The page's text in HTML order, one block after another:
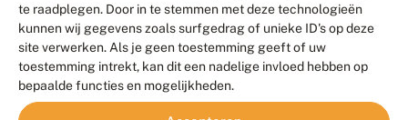
te raadplegen. Door in te stemmen met deze technologieën
kunnen wij gegevens zoals surfgedrag of unieke ID's op deze
site verwerken. Als je geen toestemming geeft of uw
toestemming intrekt, kan dit een nadelige invloed hebben op
bepaalde functies en mogelijkheden.
Contact
Meld waarnemingen© 2026 Vlinderstichting
Duurzaam ontwikkeld door
Go2People
, ontworpen door
Blue Field Agency
Privacy
Disclaimer